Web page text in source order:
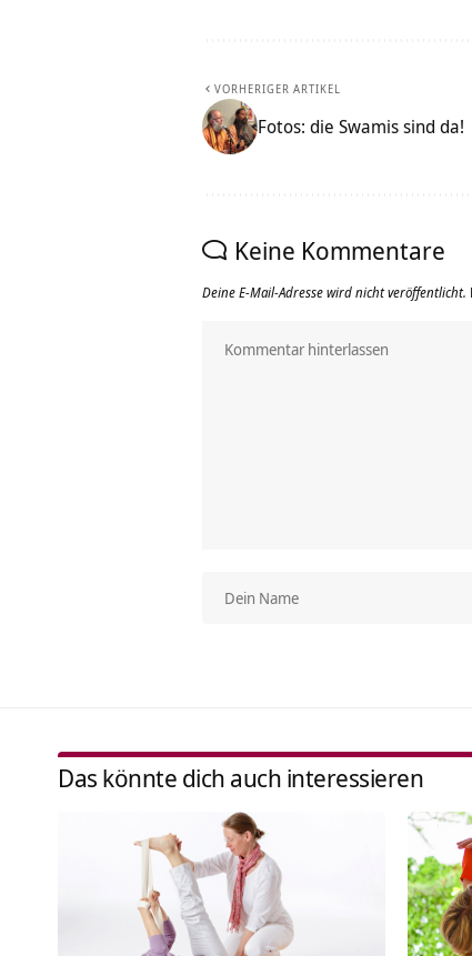
VORHERIGER ARTIKEL
Fotos: die Swamis sind da!
Keine Kommentare
Deine E-Mail-Adresse wird nicht veröffentlicht.
Das könnte dich auch interessieren